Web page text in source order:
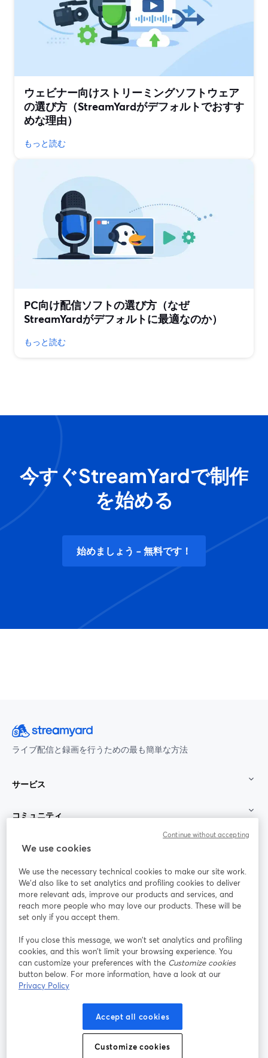
ウェビナー向けストリーミングソフトウェア
の選び方（StreamYardがデフォルトでおすす
めな理由）
もっと読む
PC向け配信ソフトの選び方（なぜ
StreamYardがデフォルトに最適なのか）
もっと読む
今すぐStreamYardで制作
を始める
始めましょう - 無料です！
ライブ配信と録画を行うための最も簡単な方法
サービス
コミュニティ
StreamYard：
参加する
ライ
ンセ
ミナ
ー
Facebook
新しいタブで開く(Twitter)
YouTube
Instagram
新しいタブで開く
LinkedIn
新しいタブで開く
新しいタブで開く
プラットフォーム利用規約
個人情報保護方針 クッキーポリシー
We use cookies
We use the necessary technical cookies to make our site work.
We'd also like to set analytics and profiling cookies to deliver
more relevant ads, improve our products and services, and
reach more people who may love our products. These will be
set only if you accept them.
If you close this message, we won’t set analytics and profiling
cookies, and this won’t limit your browsing experience. You
can customize your preferences with the Customize cookies
button below. For more information, have a look at our
Privacy Policy
Accept all cookies
Customize cookies
Continue without accepting